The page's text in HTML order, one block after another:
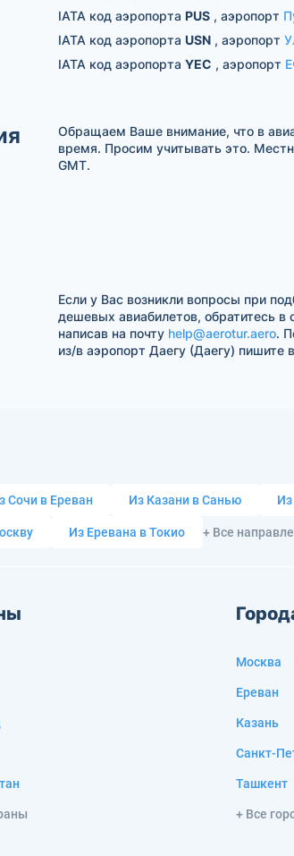
IATA код аэропорта PUS, аэропорт
IATA код аэропорта USN, аэропорт
IATA код аэропорта YEC , аэропорт
Обращаем Ваше внимание, что в
время. Просим учитывать это.
GMT.
Если у Вас возникли вопросы при
дешевых авиабилетов, обратитесь
написав на почту help@aerotur.aero.
из/в аэропорт Даегу (Даегу) пишите
Сочи в Ереван Из Казани в Санью
Из Еревана в Токио + Все
Москва
Ереван
Казань
Санкт-
Ташкент
+ Все